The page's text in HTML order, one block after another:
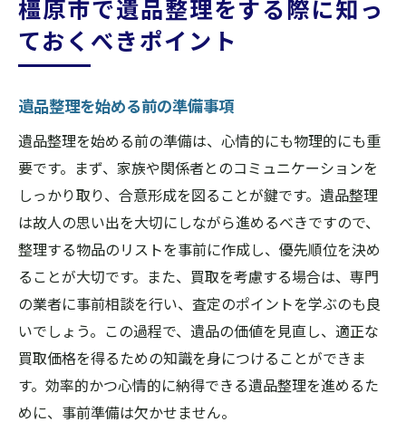
橿原市で遺品整理をする際に知っ
ておくべきポイント
遺品整理を始める前の準備事項
遺品整理を始める前の準備は、心情的にも物理的にも重
要です。まず、家族や関係者とのコミュニケーションを
しっかり取り、合意形成を図ることが鍵です。遺品整理
は故人の思い出を大切にしながら進めるべきですので、
整理する物品のリストを事前に作成し、優先順位を決め
ることが大切です。また、買取を考慮する場合は、専門
の業者に事前相談を行い、査定のポイントを学ぶのも良
いでしょう。この過程で、遺品の価値を見直し、適正な
買取価格を得るための知識を身につけることができま
す。効率的かつ心情的に納得できる遺品整理を進めるた
めに、事前準備は欠かせません。